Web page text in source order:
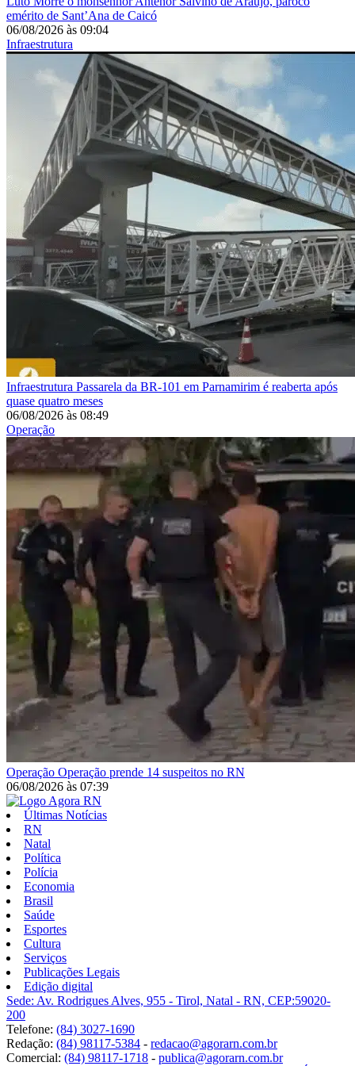
emérito de Sant’Ana de Caicó
06/08/2026 às 09:04
Infraestrutura
Infraestrutura Passarela da BR-101 em Parnamirim é reaberta após
quase quatro meses
06/08/2026 às 08:49
Operação
Operação Operação prende 14 suspeitos no RN
06/08/2026 às 07:39
Últimas Notícias
RN
Natal
Política
Polícia
Economia
Brasil
Saúde
Esportes
Cultura
Serviços
Publicações Legais
Edição digital
Sede: Av. Rodrigues Alves, 955 - Tirol, Natal - RN, CEP:59020-
200
Telefone: (84) 3027-1690
Redação: (84) 98117-5384 - redacao@agorarn.com.br
Comercial: (84) 98117-1718 - publica@agorarn.com.br